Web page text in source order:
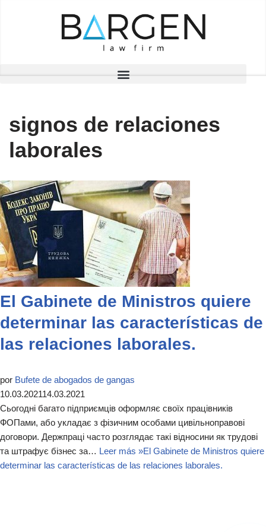
signos de relaciones
laborales
El Gabinete de Ministros quiere
determinar las características de
las relaciones laborales.
por Bufete de abogados de gangas
10.03.202114.03.2021
Сьогодні багато підприємців оформляє своїх працівників
ФОПами, або укладає з фізичним особами цивільноправові
договори. Держпраці часто розглядає такі відносини як трудові
та штрафує бізнес за… Leer más »El Gabinete de Ministros quiere
determinar las características de las relaciones laborales.